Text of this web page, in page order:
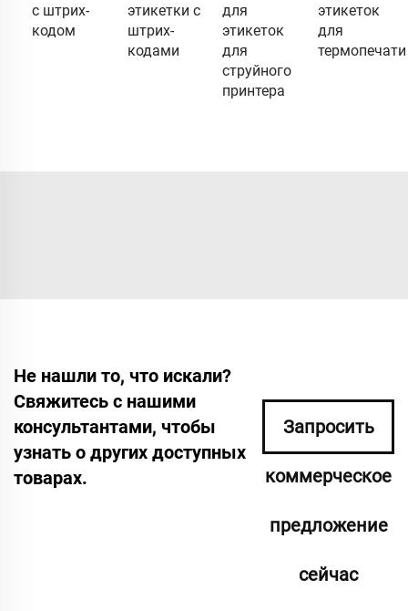
с штрих-
кодом
этикетки с
штрих-
кодами
для
этикеток
для
струйного
принтера
этикеток
для
термопечати
Не нашли то, что искали?
Свяжитесь с нашими
консультантами, чтобы
узнать о других доступных
товарах.
Запросить
коммерческое
предложение
сейчас